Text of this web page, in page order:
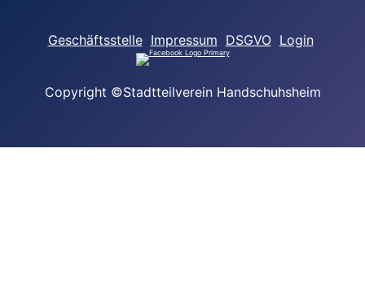
Geschäftsstelle Impressum DSGVO Login
Copyright ©Stadtteilverein Handschuhsheim